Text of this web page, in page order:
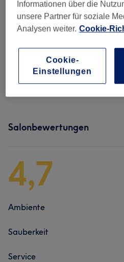
RF Radiofrequenz
Head Spa Behandlungen (2)
Gesichtsbehandlungen &
Augenbrauen &
Salonbewertungen
4,7
Ambiente
Sauberkeit
Service
Informationen über die
unsere Partner für soziale
Analysen weiter. Cookie-
Cookie-
Einstellungen